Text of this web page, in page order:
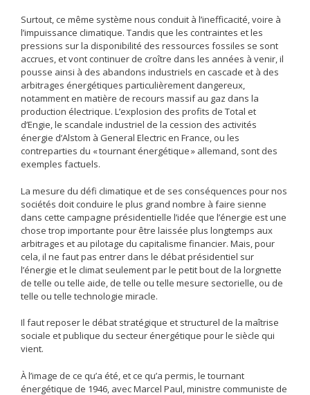
Surtout, ce même système nous conduit à l’inefficacité, voire à
l’impuissance climatique. Tandis que les contraintes et les
pressions sur la disponibilité des ressources fossiles se sont
accrues, et vont continuer de croître dans les années à venir, il
pousse ainsi à des abandons industriels en cascade et à des
arbitrages énergétiques particulièrement dangereux,
notamment en matière de recours massif au gaz dans la
production électrique. L’explosion des profits de Total et
d’Engie, le scandale industriel de la cession des activités
énergie d’Alstom à General Electric en France, ou les
contreparties du « tournant énergétique » allemand, sont des
exemples factuels.
La mesure du défi climatique et de ses conséquences pour nos
sociétés doit conduire le plus grand nombre à faire sienne
dans cette campagne présidentielle l’idée que l’énergie est une
chose trop importante pour être laissée plus longtemps aux
arbitrages et au pilotage du capitalisme financier. Mais, pour
cela, il ne faut pas entrer dans le débat présidentiel sur
l’énergie et le climat seulement par le petit bout de la lorgnette
de telle ou telle aide, de telle ou telle mesure sectorielle, ou de
telle ou telle technologie miracle.
Il faut reposer le débat stratégique et structurel de la maîtrise
sociale et publique du secteur énergétique pour le siècle qui
vient.
À l’image de ce qu’a été, et ce qu’a permis, le tournant
énergétique de 1946, avec Marcel Paul, ministre communiste de